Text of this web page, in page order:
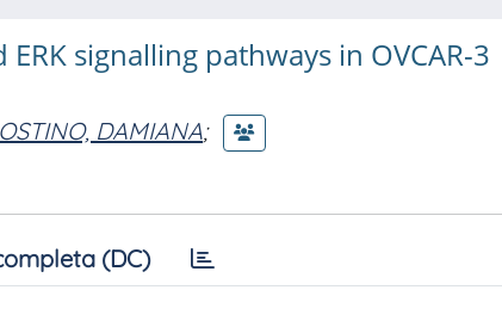
signalling pathways in OVCAR-3
DAMIANA;
(DC)